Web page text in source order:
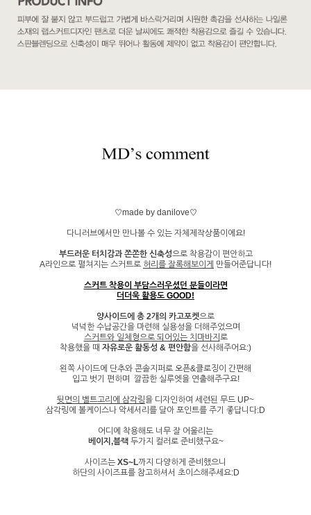
♡made by danilove♡
다니러브에서만 만나볼 수 있는 자체제작상품이에요!
부드러운 터치감과 쫀쫀한 신축성으로 착용감이 편안하고
A라인으로 펼쳐지는 스커트로 허리를 잘록해보이게 만들어준답니다!
스커트 착용이 부담스러우셨던 분들이라면
더더욱 활용도 GOOD!
양사이드에 총 2개의 카고포켓으로
넉넉한 수납공간을 마련해 실용성을 더해주었으며
스커트와 일체형으로 되어있는 치마바지 로
착용했을 때 자유로운 활동성 & 편안함을 선사해주어요:)
왼쪽 사이드에 단추와 콘솔지퍼로 오픈&클로징이 간편해
입고 벗기 편하며 깔끔한 실루엣을 연출해주구요!
뒷면의 벨트고리에 삼각링을 디자인하여 세련된 무드 UP~
삼각링에 볼케이스나 악세서리를 달아 포인트를 주기 좋답니다:D
어디에 착용해도 너무 잘 어울리는
베이지,블랙두가지 컬러로 준비했구요~
사이즈는 XS~L까지 다양하게 준비했으니
하단의 사이즈표를 참고하셔서 초이스해주세요:D